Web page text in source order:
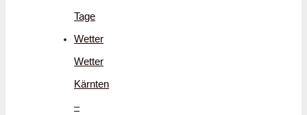
Tage
Wetter
Wetter
Kärnten
–